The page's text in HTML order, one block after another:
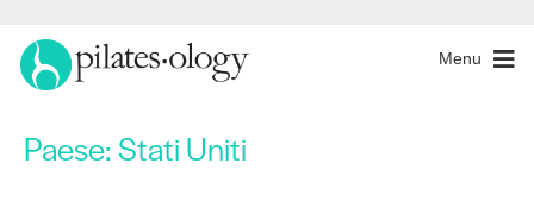
Menu
Paese:Stati Uniti